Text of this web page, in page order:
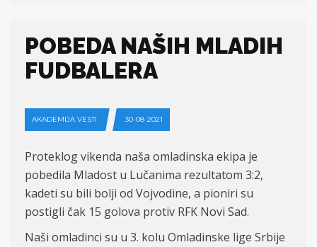
POBEDA NAŠIH MLADIH
FUDBALERA
AKADEMIJA VESTI 30-08-2021
Proteklog vikenda naša omladinska ekipa je
pobedila Mladost u Lučanima rezultatom 3:2,
kadeti su bili bolji od Vojvodine, a pioniri su
postigli čak 15 golova protiv RFK Novi Sad.
Naši omladinci su u 3. kolu Omladinske lige Srbije